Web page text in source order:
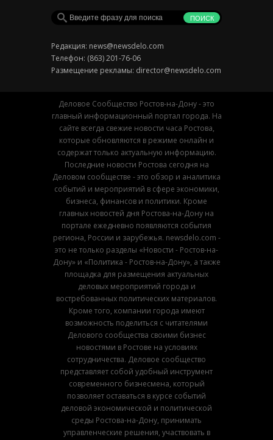
Редакция: news@newsdelo.com
Телефон: (863) 201-76-06
Размещение рекламы: director@newsdelo.com
Деловое Сообщество Ростов-на-Дону - это
главный информационный портал города. На
сайте всегда свежие новости часа Ростова,
которые обновляются в режиме онлайн и
содержат только актуальную информацию.
Последние новости Ростова сегодня на
Деловом сообществе - это обзор и аналитика
событий и мероприятий в сфере экономики,
бизнеса, финансов и политики. Кроме
главных новостей дня Ростова-на-Дону на
портале ежедневно появляются события
региона, России и зарубежья. newsdelo.com -
это не только разделы «Новости - Ростов-на-
Дону» и «Политика - Ростов-на-Дону», а также
площадка для размещения актуальных
деловых мероприятий города и
востребованных политических материалов.
Кроме того, компании города имеют
возможность поделиться с читателями
Делового сообщества своими бизнес
новостями в Ростове на условиях
сотрудничества. Деловое сообщество
представляет собой удобный инструмент
современного бизнесмена, который
позволяет оставаться в курсе событий
деловой экономической и политической
среды Ростова-на-Дону, принимать
управленческие решения, участвовать в